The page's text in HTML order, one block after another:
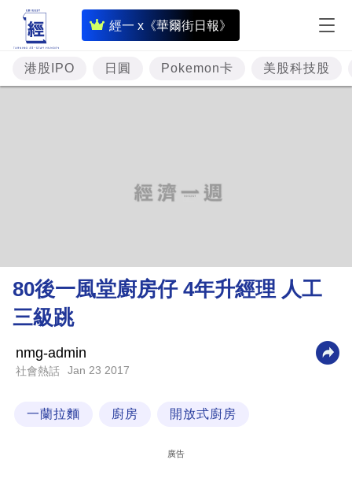
經一 x《華爾街日報》
即
時
財
經
理
財
科
港股IPO 日圓 Pokemon卡 美股科技股
80後一風堂廚房仔 4年升經理 人工
三級跳
nmg-admin
社會熱話 Jan 23 2017
一蘭拉麵 廚房 開放式廚房
廣告